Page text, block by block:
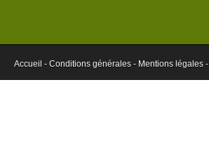
Accueil - Conditions générales - Mentions légales -